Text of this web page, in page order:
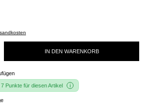
IN DEN WARENKORB
Punkte für diesen Artikel